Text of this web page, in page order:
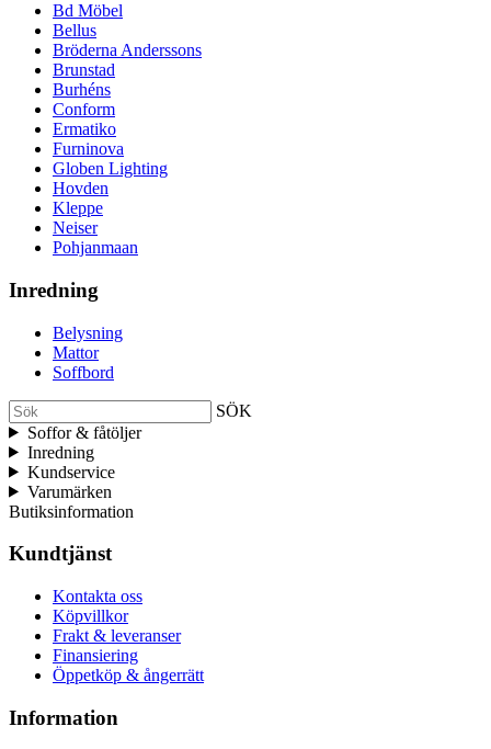
Bd Möbel
Bellus
Bröderna Anderssons
Brunstad
Burhéns
Conform
Ermatiko
Furninova
Globen Lighting
Hovden
Kleppe
Neiser
Pohjanmaan
Inredning
Belysning
Mattor
Soffbord
SÖK
Soffor & fåtöljer
Inredning
Kundservice
Varumärken
Butiksinformation
Kundtjänst
Kontakta oss
Köpvillkor
Frakt & leveranser
Finansiering
Öppetköp & ångerrätt
Information